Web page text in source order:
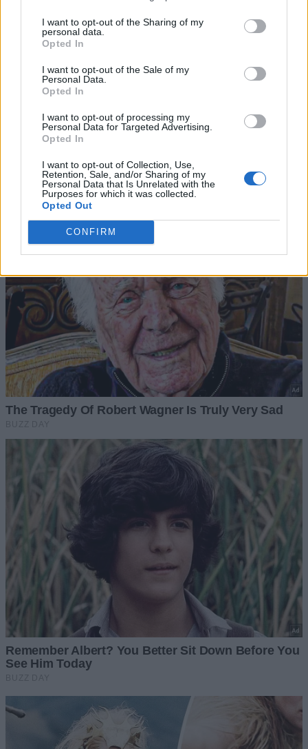
I want to opt-out of the Sharing of my
personal data.
Opted In
I want to opt-out of the Sale of my
Personal Data.
Opted In
I want to opt-out of processing my
Personal Data for Targeted Advertising.
Opted In
I want to opt-out of Collection, Use,
Retention, Sale, and/or Sharing of my
Personal Data that Is Unrelated with the
Purposes for which it was collected.
Opted Out
CONFIRM